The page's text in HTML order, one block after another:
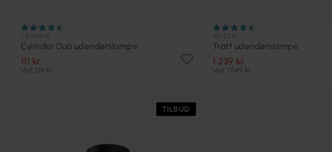
Cylinder Duo udendørslampe
111 kr.
Vejl. 139 kr.
Tratt udendørslampe
1 239 kr.
Vejl. 1 549 kr.
TILBUD